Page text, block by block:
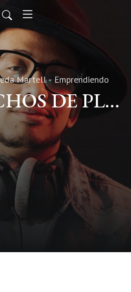
Martell - Emprendiendo
LOS CINCHOS DE PLÁSTICO: UNA SOLUCIÓN VERSÁTIL PARA ASEGURAR Y ORGANIZAR.